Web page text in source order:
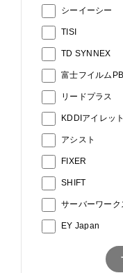
シーイーシー
TISI
TD SYNNEX
富士フイルム
リードプラス
KDDIアイレット
アシスト
FIXER
SHIFT
サーバーワーク
EY Japan